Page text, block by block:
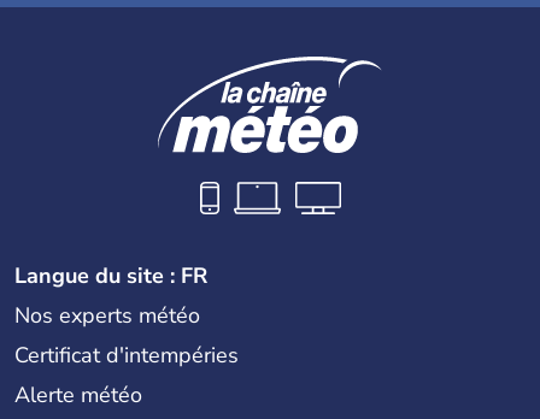
Langue du site : FR
Nos experts météo
Certificat d'intempéries
Alerte météo